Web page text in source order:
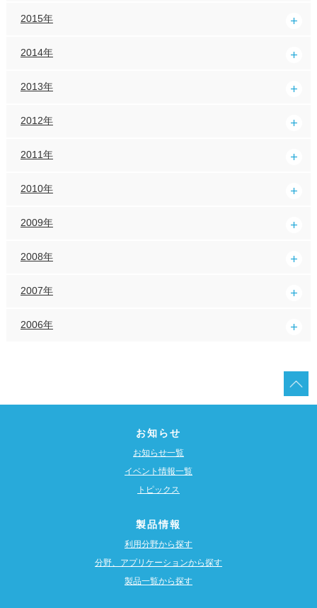
2015年
2014年
2013年
2012年
2011年
2010年
2009年
2008年
2007年
2006年
お知らせ
お知らせ一覧
イベント情報一覧
トピックス
製品情報
利用分野から探す
分野、アプリケーションから探す
製品一覧から探す